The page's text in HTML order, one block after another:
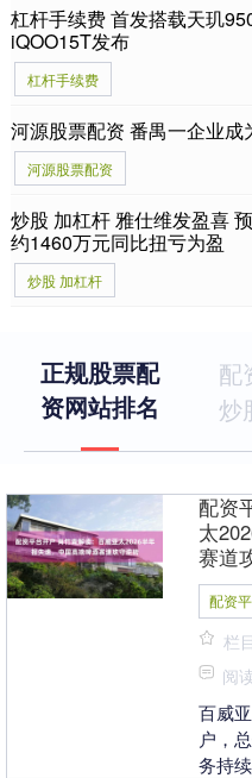
杠杆手续费 首发搭载天玑
iQOO15T发布
杠杆手续费
河源股票配资 番禺一企业成
河源股票配资
炒股 加杠杆 雅仕维发盈喜
约1460万元同比扭亏为盈
炒股 加杠杆
正规股票配
资网站排名
配
炒
配资
太
赛道
配资
栏
阅
百威
户，
务持